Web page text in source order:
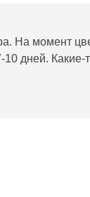
На момент
дней. Какие-